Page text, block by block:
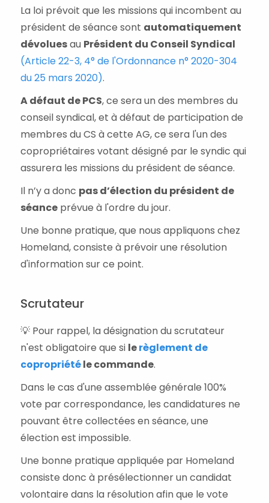
La loi prévoit que les missions qui incombent au
président de séance sont automatiquement
dévoluesau Président du Conseil Syndical
(Article 22-3, 4° de l'Ordonnance n° 2020-304
du 25 mars 2020).
A défaut de PCS, ce sera un des membres du
conseil syndical, et à défaut de participation de
membres du CS à cette AG, ce sera l'un des
copropriétaires votant désigné par le syndic qui
assurera les missions du président de séance.
Il n’y a donc pas d’élection du président de
séanceprévue à l'ordre du jour.
Une bonne pratique, que nous appliquons chez
Homeland, consiste à prévoir une résolution
d'information sur ce point.
Scrutateur
💡 Pour rappel, la désignation du scrutateur
n'est obligatoire que si lerèglement de
copropriétéle commande.
Dans le cas d'une assemblée générale 100%
vote par correspondance, les candidatures ne
pouvant être collectées en séance, une
élection est impossible.
Une bonne pratique appliquée par Homeland
consiste donc à présélectionner un candidat
volontaire dans la résolution afin que le vote